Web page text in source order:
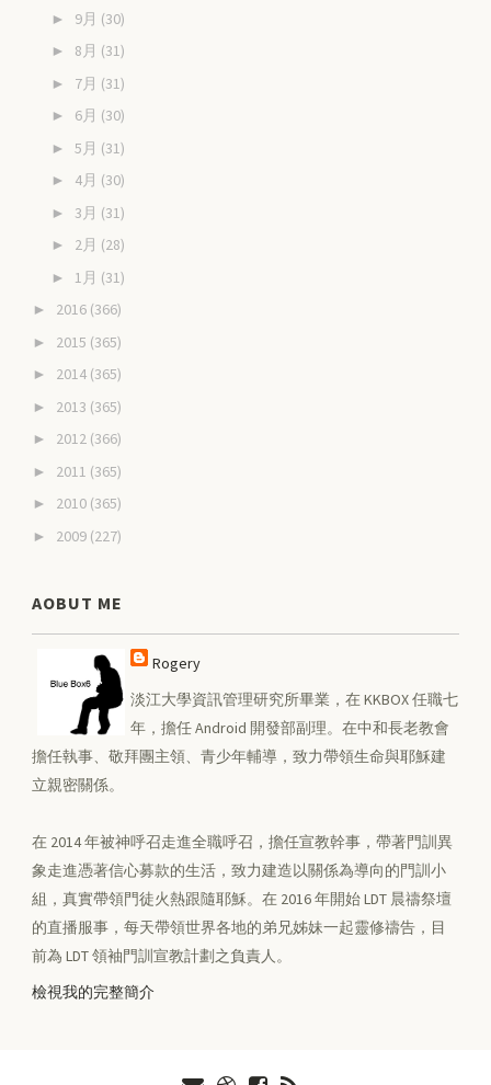
► 9月 (30)
► 8月 (31)
► 7月 (31)
► 6月 (30)
► 5月 (31)
► 4月 (30)
► 3月 (31)
► 2月 (28)
► 1月 (31)
► 2016 (366)
► 2015 (365)
► 2014 (365)
► 2013 (365)
► 2012 (366)
► 2011 (365)
► 2010 (365)
► 2009 (227)
AOBUT ME
Rogery
淡江大學資訊管理研究所畢業，在 KKBOX 任職七
年，擔任 Android 開發部副理。在中和長老教會
擔任執事、敬拜團主領、青少年輔導，致力帶領生命與耶穌建
立親密關係。
在 2014 年被神呼召走進全職呼召，擔任宣教幹事，帶著門訓異
象走進憑著信心募款的生活，致力建造以關係為導向的門訓小
組，真實帶領門徒火熱跟隨耶穌。在 2016 年開始 LDT 晨禱祭壇
的直播服事，每天帶領世界各地的弟兄姊妹一起靈修禱告，目
前為 LDT 領袖門訓宣教計劃之負責人。
檢視我的完整簡介